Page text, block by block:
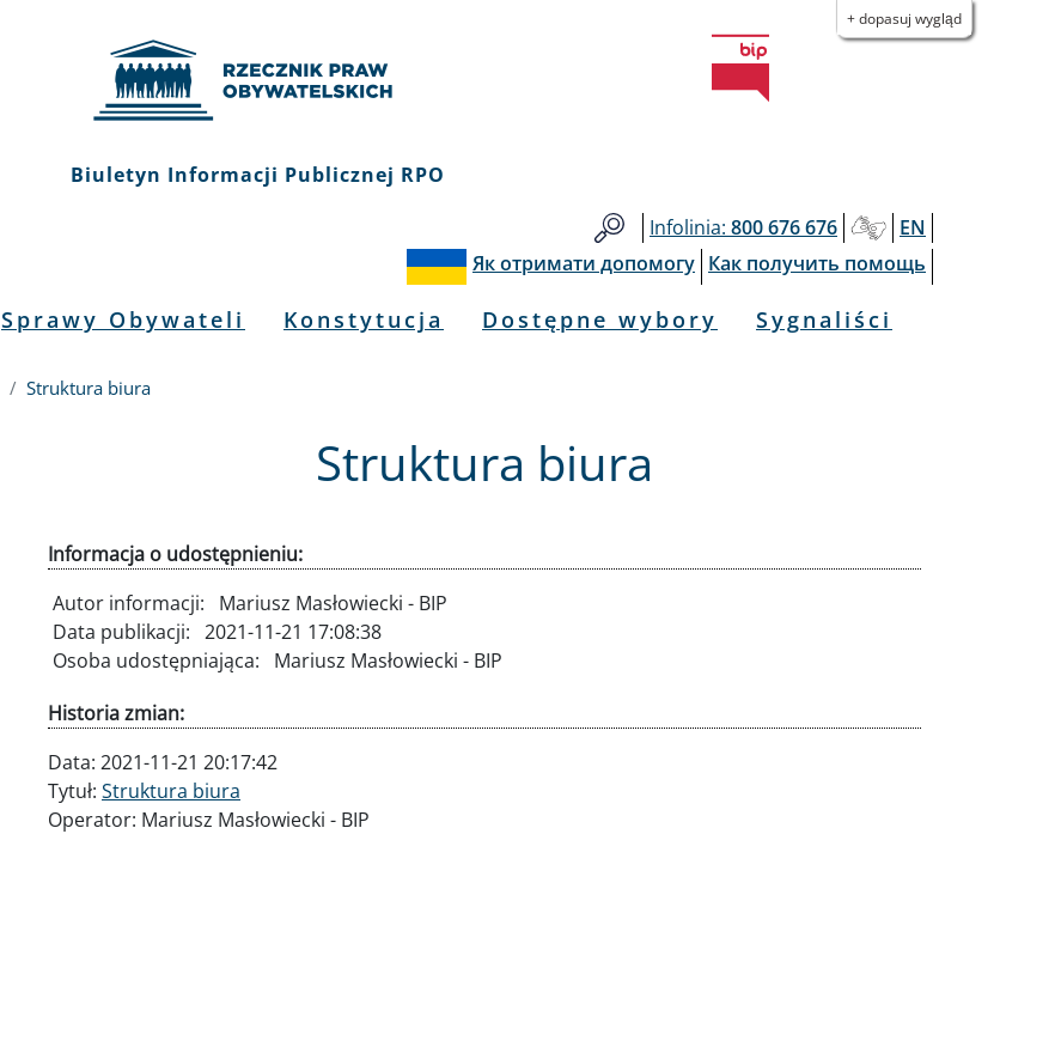
+ dopasuj wygląd
Biuletyn Informacji Publicznej RPO
Infolinia: 800 676 676
EN
Як отримати допомогу Как получить помощь
Sprawy Obywateli Konstytucja Dostępne wybory Sygnaliści
Struktura biura
Struktura biura
Informacja o udostępnieniu:
Autor informacji:
Mariusz Masłowiecki - BIP
Data publikacji: 2021-11-21 17:08:38
Osoba udostępniająca:
Mariusz Masłowiecki - BIP
Historia zmian:
Data: 2021-11-21 20:17:42
Tytuł: Struktura biura
Operator: Mariusz Masłowiecki - BIP